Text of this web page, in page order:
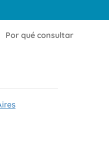
Por qué consultar